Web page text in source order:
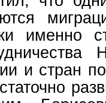
именно
и стран